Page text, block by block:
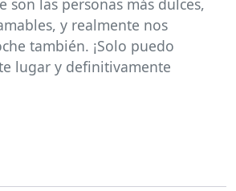
y realmente nos
también. ¡Solo puedo
lugar y definitivamente